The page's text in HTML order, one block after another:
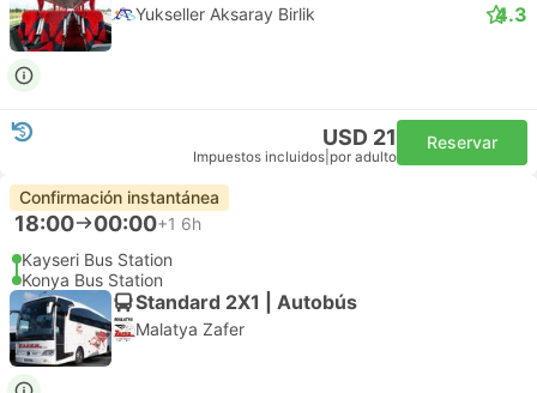
Yukseller Aksaray Birlik 4.3
USD 21
Impuestos incluidos por adulto
Reservar
Confirmación instantánea
18:00 00:00+1 6h
Kayseri Bus Station
Konya Bus Station
Standard 2X1 | Autobús
Malatya Zafer